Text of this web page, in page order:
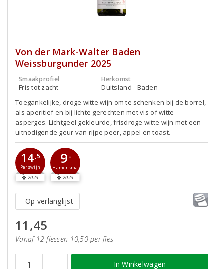
Von der Mark-Walter Baden
Weissburgunder 2025
Smaakprofiel
Fris tot zacht
Herkomst
Duitsland - Baden
Toegankelijke, droge witte wijn om te schenken bij de borrel,
als aperitief en bij lichte gerechten met vis of witte
asperges. Lichtgeel gekleurde, frisdroge witte wijn met een
uitnodigende geur van rijpe peer, appel en toast.
14,5
Perswijn
2023
9-
Hamersma
2023
Op verlanglijst
11,45
Vanaf 12 flessen 10,50 per fles
In Winkelwagen